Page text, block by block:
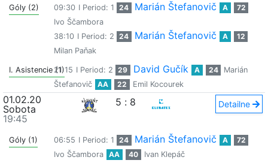
Góly (2) 09:30 I Period: 1 24 Marián Štefanovič A
72
Ivo Ščambora
38:10 I Period: 2 24 Marián Štefanovič A
12
Milan Paňak
I. Asistencie (1)21:15 I Period: 2 29 David Gučík A 24
Marián
Štefanovič
AA 22 Emil Kocourek
01.02.20
Sobota
19:45
5 : 8 Detailne
Góly (1) 06:55 I Period: 1 24 Marián Štefanovič A
72
Ivo Ščambora
AA 40 Ivan Klepáč